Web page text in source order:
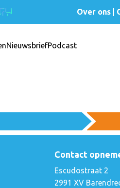
Over ons
NieuwsbriefPodcast
Contact
Escudostraat 2
2991 XV